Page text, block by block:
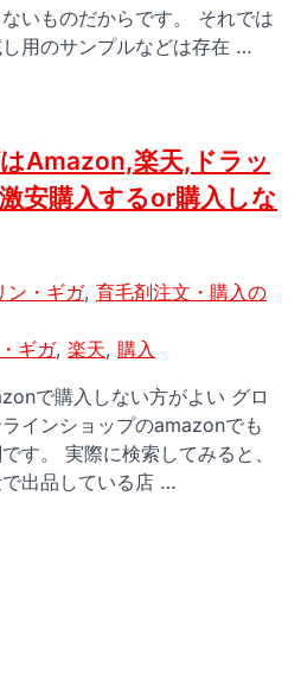
いものだからです。 それでは
用のサンプルなどは存在 …
Amazon,楽天,ドラッ
安購入するor購入しな
ン・ギガ, 育毛剤注文・購入の
ギガ, 楽天, 購入
で購入しない方がよい グロ
インショップのamazonでも
す。 実際に検索してみると、
出品している店 …